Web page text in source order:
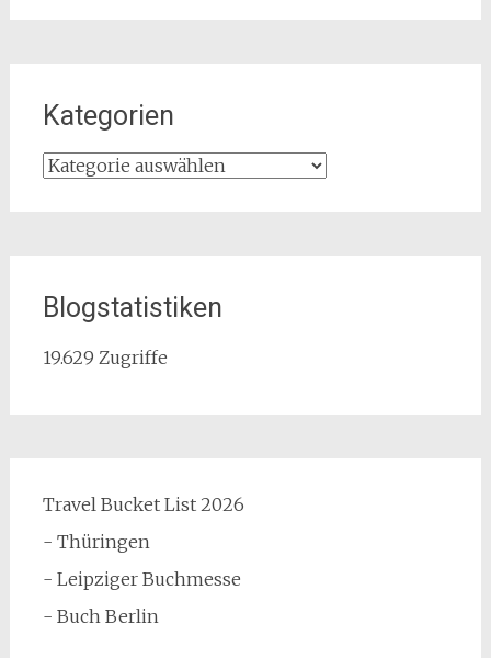
Kategorien
Kategorien
Blogstatistiken
19.629 Zugriffe
Travel Bucket List 2026
- Thüringen
- Leipziger Buchmesse
- Buch Berlin